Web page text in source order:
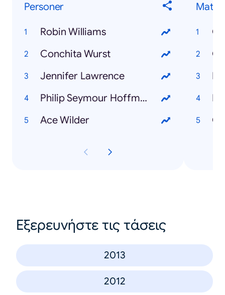
Personer
Robin Williams
Conchita Wurst
Jennifer Lawrence
Philip Seymour Hoffman
Ace Wilder
Mat
Εξερευνήστε τις τάσεις
2013
2012